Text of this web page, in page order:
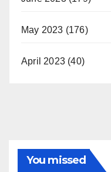
May 2023 (176)
April 2023 (40)
You missed